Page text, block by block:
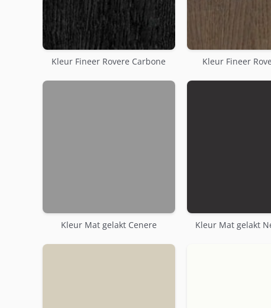
Kleur Fineer Rovere Carbone Kleur Fineer
Kleur Mat gelakt Cenere Kleur Mat gelakt